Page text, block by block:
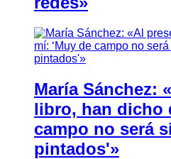
María Sánchez:
libro, han dicho
campo no será
pintados'»